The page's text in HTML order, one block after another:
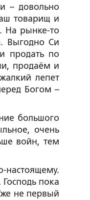
– довольно
товарищ и
На рынке-то
Выгодно Си
продать по
продаём и
лепет
Богом –
большого
очень
войн, тем
настоящему.
пока
не первый